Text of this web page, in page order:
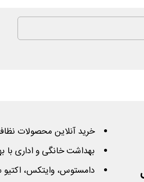
خرید آنلاین محصولات
بهداشت خانگی و اداری با
دامستوس، وایتکس،